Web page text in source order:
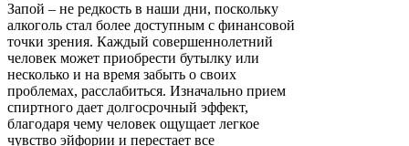
Запой – не редкость в наши дни, поскольку
алкоголь стал более доступным с финансовой
точки зрения. Каждый совершеннолетний
человек может приобрести бутылку или
несколько и на время забыть о своих
проблемах, расслабиться. Изначально прием
спиртного дает долгосрочный эффект,
благодаря чему человек ощущает легкое
чувство эйфории и перестает все